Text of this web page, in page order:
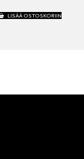
LISÄÄ OSTOSKORIIN